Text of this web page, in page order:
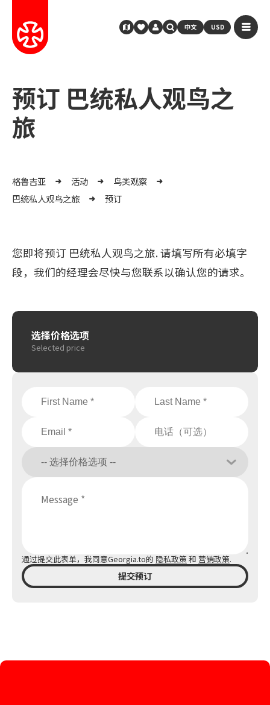
中文 USD
预订 巴统私人观鸟之
旅
格鲁吉亚 活动
鸟类观察
巴统私人观鸟之旅
预订
您即将预订 巴统私人观鸟之旅. 请填写所有必填字
段，我们的经理会尽快与您联系以确认您的请求。
通过提交此表单，我同意Georgia.to的 隐私政策 和 营销政策.
提交预订
选择价格选项
Selected price